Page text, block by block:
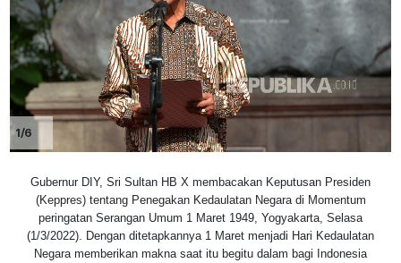
1/6
Gubernur DIY, Sri Sultan HB X membacakan Keputusan Presiden
(Keppres) tentang Penegakan Kedaulatan Negara di Momentum
peringatan Serangan Umum 1 Maret 1949, Yogyakarta, Selasa
(1/3/2022). Dengan ditetapkannya 1 Maret menjadi Hari Kedaulatan
Negara memberikan makna saat itu begitu dalam bagi Indonesia